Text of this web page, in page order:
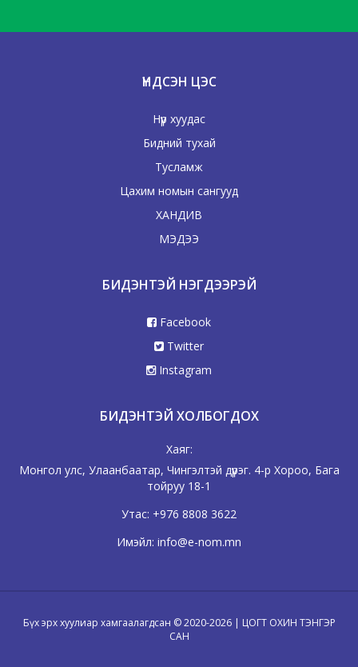
ҮНДСЭН ЦЭС
Нүүр хуудас
Бидний тухай
Тусламж
Цахим номын сангууд
ХАНДИВ
МЭДЭЭ
БИДЭНТЭЙ НЭГДЭЭРЭЙ
Facebook
Twitter
Instagram
БИДЭНТЭЙ ХОЛБОГДОХ
Хаяг:
Монгол улс, Улаанбаатар, Чингэлтэй дүүрэг. 4-р Хороо, Бага
тойруу 18-1
Утас: +976 8808 3622
Имэйл: info@e-nom.mn
Бүх эрх хуулиар хамгаалагдсан © 2020-2026 | ЦОГТ ОХИН ТЭНГЭР
САН